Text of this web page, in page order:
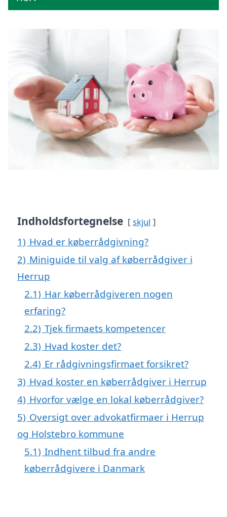
Indholdsfortegnelse skjul
1) Hvad er køberrådgivning?
2) Miniguide til valg af køberrådgiver i
Herrup
2.1) Har køberrådgiveren nogen
erfaring?
2.2) Tjek firmaets kompetencer
2.3) Hvad koster det?
2.4) Er rådgivningsfirmaet forsikret?
3) Hvad koster en køberrådgiver i Herrup
4) Hvorfor vælge en lokal køberrådgiver?
5) Oversigt over advokatfirmaer i Herrup
og Holstebro kommune
5.1) Indhent tilbud fra andre
køberrådgivere i Danmark